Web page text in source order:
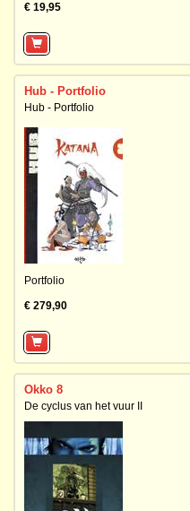
€ 19,95
Hub - Portfolio
Hub - Portfolio
Portfolio
€ 279,90
Okko 8
De cyclus van het vuur II